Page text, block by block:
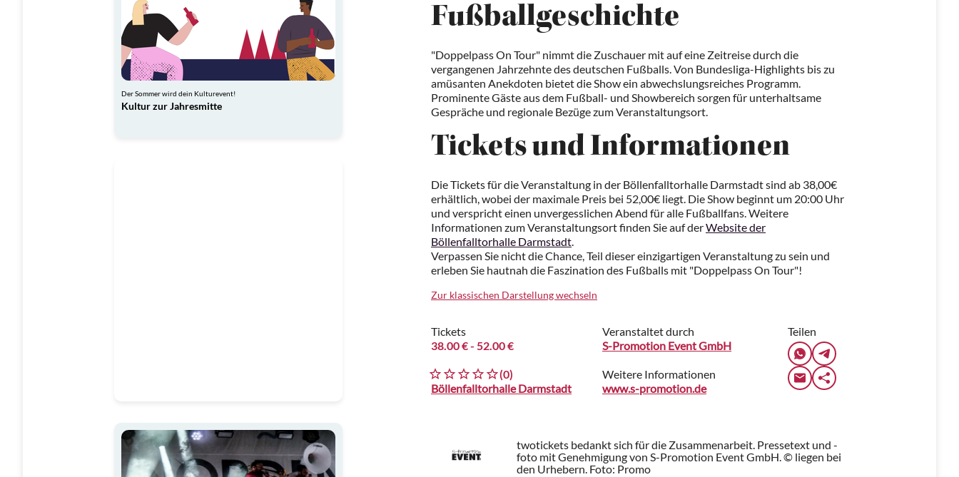
Der Sommer wird dein Kulturevent!
Kultur zur Jahresmitte
Fußballgeschichte
"Doppelpass On Tour" nimmt die Zuschauer mit auf eine Zeitreise durch die
vergangenen Jahrzehnte des deutschen Fußballs. Von Bundesliga-Highlights bis zu
amüsanten Anekdoten bietet die Show ein abwechslungsreiches Programm.
Prominente Gäste aus dem Fußball- und Showbereich sorgen für unterhaltsame
Gespräche und regionale Bezüge zum Veranstaltungsort.
Tickets und Informationen
Die Tickets für die Veranstaltung in der Böllenfalltorhalle Darmstadt sind ab 38,00€
erhältlich, wobei der maximale Preis bei 52,00€ liegt. Die Show beginnt um 20:00 Uhr
und verspricht einen unvergesslichen Abend für alle Fußballfans. Weitere
Informationen zum Veranstaltungsort finden Sie auf derWebsite der
Böllenfalltorhalle Darmstadt.
Verpassen Sie nicht die Chance, Teil dieser einzigartigen Veranstaltung zu sein und
erleben Sie hautnah die Faszination des Fußballs mit "Doppelpass On Tour"!
Zur klassischen Darstellung wechseln
Tickets
38.00 €- 52.00 €
(0)
Böllenfalltorhalle Darmstadt
Veranstaltet durch
S-Promotion Event GmbH
Weitere Informationen
www.s-promotion.de
Teilen
twotickets bedankt sich für die Zusammenarbeit. Pressetext und -
foto mit Genehmigung von S-Promotion Event GmbH. © liegen bei
den Urhebern. Foto: Promo